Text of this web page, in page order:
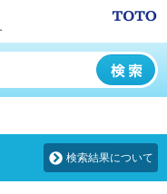
検索結果について